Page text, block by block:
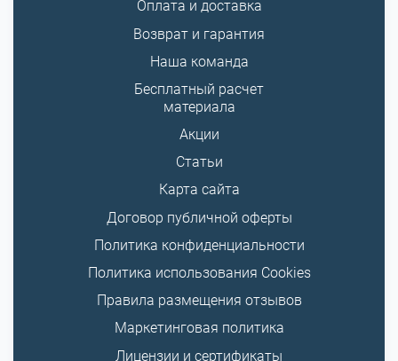
Оплата и доставка
Возврат и гарантия
Наша команда
Бесплатный расчет
материала
Акции
Статьи
Карта сайта
Договор публичной оферты
Политика конфиденциальности
Политика использования Cookies
Правила размещения отзывов
Маркетинговая политика
Лицензии и сертификаты